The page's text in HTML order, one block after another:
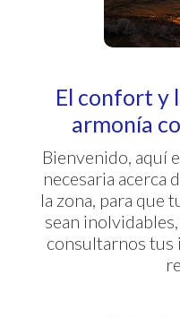
El confort y
armonía
Bienvenido, aquí
necesaria acerca
la zona, para que
sean
consultarnos tus